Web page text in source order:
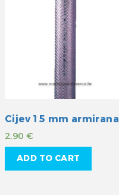
2,90 €
ADD TO CART